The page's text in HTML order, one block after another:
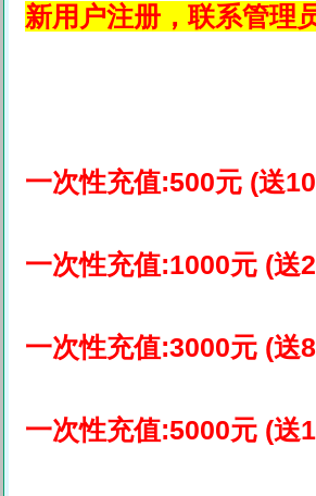
新用户注册，联系管理
一次性充值:500元 (送
一次性充值:1000元 (送
一次性充值:3000元 (送
一次性充值:5000元 (送